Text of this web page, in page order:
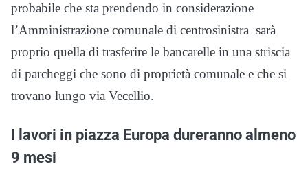
probabile che sta prendendo in considerazione
l’Amministrazione comunale di centrosinistra sarà
proprio quella di trasferire le bancarelle in una striscia
di parcheggi che sono di proprietà comunale e che si
trovano lungo via Vecellio.
I lavori in piazza Europa dureranno almeno
9 mesi